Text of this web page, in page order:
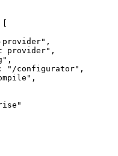
provider" ,
provider" ,
" ,
: " /configurator" ,
" ,
"